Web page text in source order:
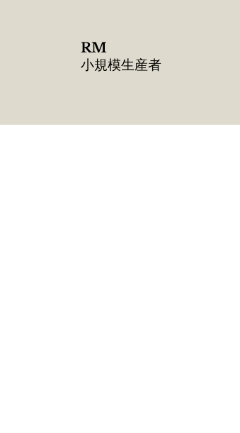
RM
​小規模生産者